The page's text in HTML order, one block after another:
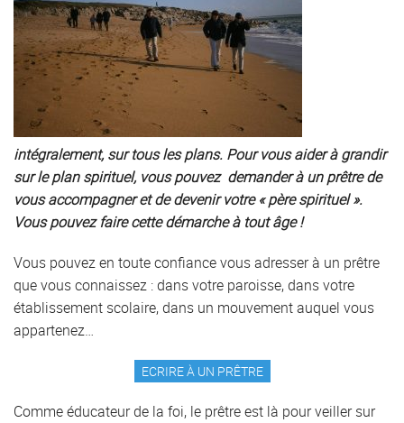
intégralement, sur tous les plans. Pour vous aider à grandir
sur le plan spirituel, vous pouvez demander à un prêtre de
vous accompagner et de devenir votre « père spirituel ».
Vous pouvez faire cette démarche à tout âge !
Vous pouvez en toute confiance vous adresser à un prêtre
que vous connaissez : dans votre paroisse, dans votre
établissement scolaire, dans un mouvement auquel vous
appartenez…
ECRIRE À UN PRÊTRE
Comme éducateur de la foi, le prêtre est là pour veiller sur